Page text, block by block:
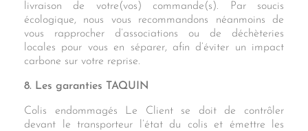
livraison de votre(vos) commande(s). Par soucis
écologique, nous vous recommandons néanmoins de
vous rapprocher d’associations ou de déchèteries
locales pour vous en séparer, afin d’éviter un impact
carbone sur votre reprise.
8. Les garanties TAQUIN
Colis endommagés Le Client se doit de contrôler
devant le transporteur l’état du colis et émettre les